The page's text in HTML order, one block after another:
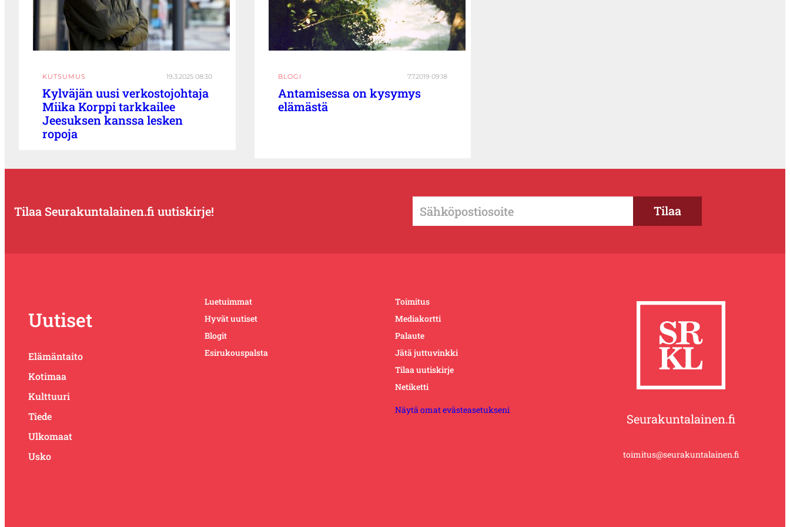
KUTSUMUS 19.3.2025 08:30
Kylväjän uusi verkostojohtaja
Miika Korppi tarkkailee
Jeesuksen kanssa lesken
ropoja
BLOGI 7.7.2019 09:18
Antamisessa on kysymys
elämästä
Tilaa Seurakuntalainen.fi uutiskirje!
Uutiset
Elämäntaito
Kotimaa
Kulttuuri
Tiede
Ulkomaat
Usko
Luetuimmat
Hyvät uutiset
Blogit
Esirukouspalsta
Toimitus
Mediakortti
Palaute
Jätä juttuvinkki
Tilaa uutiskirje
Netiketti
Näytä omat evästeasetukseni
Seurakuntalainen.fi
toimitus@seurakuntalainen.fi